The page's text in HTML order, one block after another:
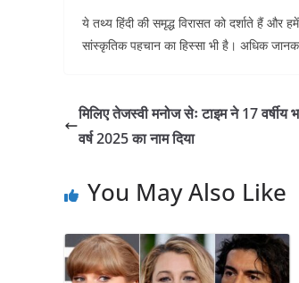
ये तथ्य हिंदी की समृद्ध विरासत को दर्शाते हैं और
सांस्कृतिक पहचान का हिस्सा भी है। अधिक
मिलिए तेजस्वी मनोज सेः टाइम ने 17 वर्षीय
वर्ष 2025 का नाम दिया
You May Also Like